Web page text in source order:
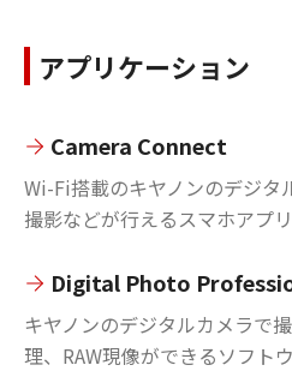
アプリケーション
Camera Connect
Wi-Fi搭載のキヤノンのデジタ
撮影などが行えるスマホアプリ
Digital Photo
キヤノンのデジタルカメラで
理、RAW現像ができるソフトウ